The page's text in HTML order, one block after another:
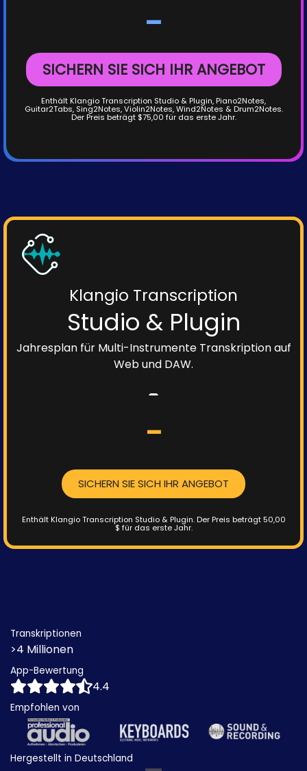
Klangio Transcription
Studio & Plugin
Jahresplan für Multi-Instrumente Transkription auf
Web und DAW.
-
-
SICHERN SIE SICH IHR ANGEBOT
Enthält Klangio Transcription Studio & Plugin.Der Preis beträgt 50,00
$ für das erste Jahr.
-
SICHERN SIE SICH IHR ANGEBOT
Enthält Klangio Transcription Studio & Plugin, Piano2Notes,
Guitar2Tabs, Sing2Notes, Violin2Notes, Wind2Notes & Drum2Notes.
Der Preis beträgt $75,00 für das erste Jahr.
Transkriptionen
>4 Millionen
App-Bewertung
4.4
Empfohlen von
Hergestellt in Deutschland